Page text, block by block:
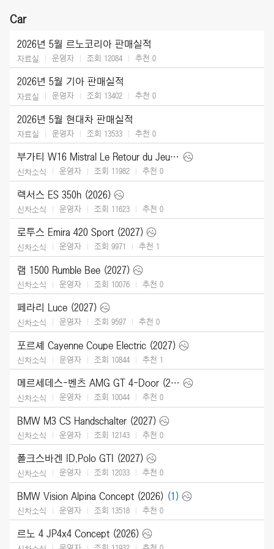
Car
2026년 5월 르노코리아 판매실적
자료실 운영자 조회 12084 추천 0
2026년 5월 기아 판매실적
자료실 운영자 조회 13402 추천 0
2026년 5월 현대차 판매실적
자료실 운영자 조회 13533 추천 0
부가티 W16 Mistral Le Retour du Jeune Prince (2026)
신차소식 운영자 조회 11982 추천 0
렉서스 ES 350h (2026)
신차소식 운영자 조회 11623 추천 0
로투스 Emira 420 Sport (2027)
신차소식 운영자 조회 9971 추천 1
램 1500 Rumble Bee (2027)
신차소식 운영자 조회 10076 추천 0
페라리 Luce (2027)
신차소식 운영자 조회 9597 추천 0
포르셰 Cayenne Coupe Electric (2027)
신차소식 운영자 조회 10844 추천 1
메르세데스-벤츠 AMG GT 4-Door (2027)
신차소식 운영자 조회 10044 추천 0
BMW M3 CS Handschalter (2027)
신차소식 운영자 조회 12143 추천 0
폴크스바겐 ID.Polo GTI (2027)
신차소식 운영자 조회 12033 추천 0
BMW Vision Alpina Concept (2026) (1)
신차소식 운영자 조회 13518 추천 0
르노 4 JP4x4 Concept (2026)